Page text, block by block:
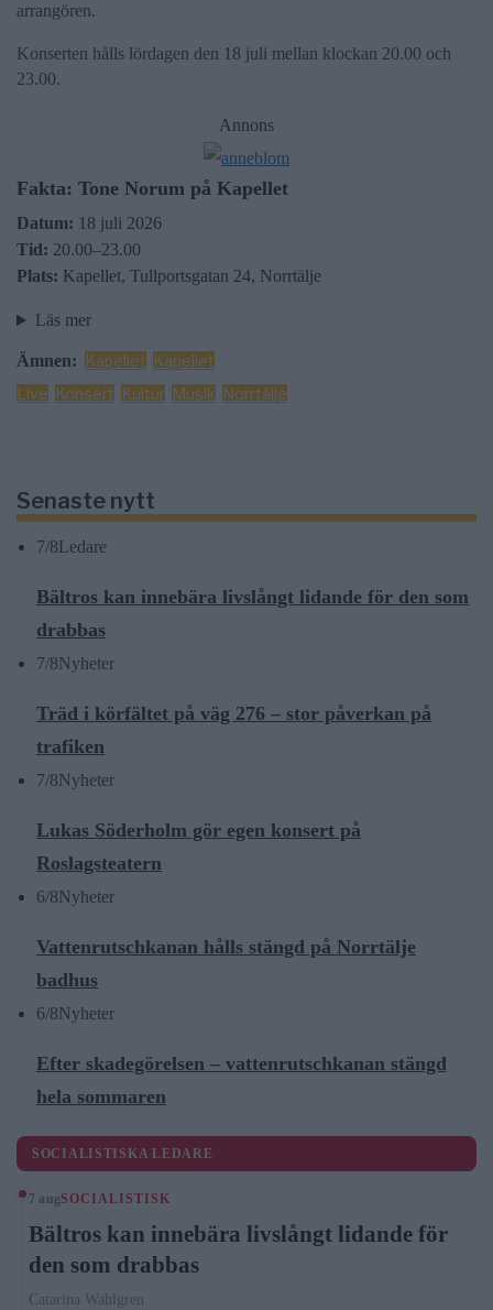
arrangören.
Konserten hålls lördagen den 18 juli mellan klockan 20.00 och
23.00.
Annons
Fakta: Tone Norum på Kapellet
Datum: 18 juli 2026
Tid: 20.00–23.00
Plats: Kapellet, Tullportsgatan 24, Norrtälje
Läs mer
Ämnen: Kapellet Kapellet
Live Konsert Kultur Musik Norrtälje
Senaste nytt
7/8Ledare
Bältros kan innebära livslångt lidande för den som
drabbas
7/8Nyheter
Träd i körfältet på väg 276 – stor påverkan på
trafiken
7/8Nyheter
Lukas Söderholm gör egen konsert på
Roslagsteatern
6/8Nyheter
Vattenrutschkanan hålls stängd på Norrtälje
badhus
6/8Nyheter
Efter skadegörelsen – vattenrutschkanan stängd
hela sommaren
SOCIALISTISKA LEDARE
7 augSOCIALISTISK
Bältros kan innebära livslångt lidande för
den som drabbas
Catarina Wahlgren